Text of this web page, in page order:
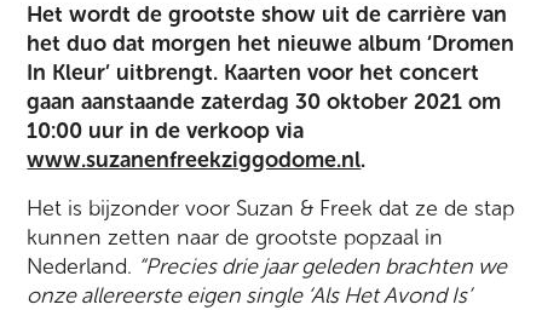
Het wordt de grootste show uit de carrière van
het duo dat morgen het nieuwe album ‘Dromen
In Kleur’ uitbrengt. Kaarten voor het concert
gaan aanstaande zaterdag 30 oktober 2021 om
10:00 uur in de verkoop via
www.suzanenfreekziggodome.nl.
Het is bijzonder voor Suzan & Freek dat ze de stap
kunnen zetten naar de grootste popzaal in
Nederland. “Precies drie jaar geleden brachten we
onze allereerste eigen single ‘Als Het Avond Is’